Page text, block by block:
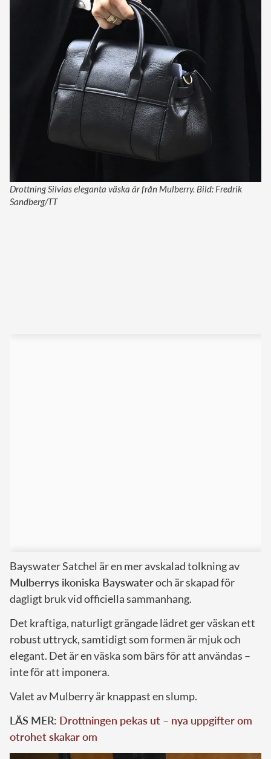
Drottning Silvias eleganta väska är från Mulberry. Bild: Fredrik
Sandberg/TT
Bayswater Satchel är en mer avskalad tolkning av
Mulberrys ikoniska Bayswateroch är skapad för
dagligt bruk vid officiella sammanhang.
Det kraftiga, naturligt grängade lädret ger väskan ett
robust uttryck, samtidigt som formen är mjuk och
elegant. Det är en väska som bärs för att användas –
inte för att imponera.
Valet av Mulberry är knappast en slump.
LÄS MER: Drottningen pekas ut – nya uppgifter om
otrohet skakar om